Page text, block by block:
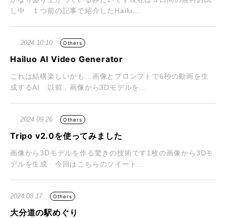
し中 １つ前の記事で紹介したHailu...
2024.10.10 Others
Hailuo AI Video Generator
これは結構楽しいかも…画像とプロンプトで6秒の動画を生
成するAI 以前，画像から3Dモデルを...
2024.09.26 Others
Tripo v2.0を使ってみました
画像から3Dモデルを作る驚きの技術です1枚の画像から3Dモ
デルを生成 今回はこちらのツイート...
2024.08.17 Others
大分道の駅めぐり